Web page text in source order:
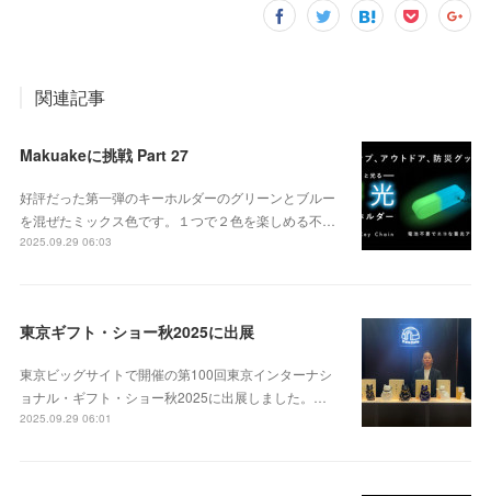
関連記事
Makuakeに挑戦 Part 27
好評だった第一弾のキーホルダーのグリーンとブルー
を混ぜたミックス色です。１つで２色を楽しめる不…
2025.09.29 06:03
東京ギフト・ショー秋2025に出展
東京ビッグサイトで開催の第100回東京インターナシ
ョナル・ギフト・ショー秋2025に出展しました。…
2025.09.29 06:01